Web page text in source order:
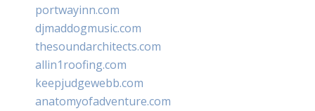
portwayinn.com
djmaddogmusic.com
thesoundarchitects.com
allin1roofing.com
keepjudgewebb.com
anatomyofadventure.com